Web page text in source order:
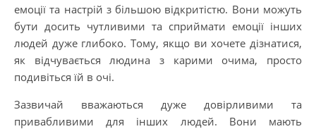
емоції та настрій з більшою відкритістю. Вони можуть
бути досить чутливими та сприймати емоції інших
людей дуже глибоко. Тому, якщо ви хочете дізнатися,
як відчувається людина з карими очима, просто
подивіться їй в очі.
Зазвичай вважаються дуже довірливими та
привабливими для інших людей. Вони мають